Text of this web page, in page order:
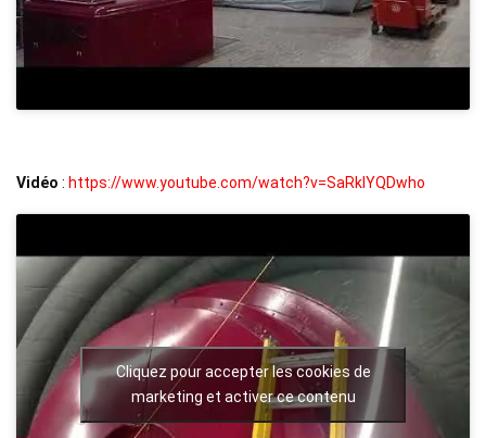
Vidéo : https://www.youtube.com/watch?v=SaRklYQDwho
Cliquez pour accepter les cookies de
marketing et activer ce contenu